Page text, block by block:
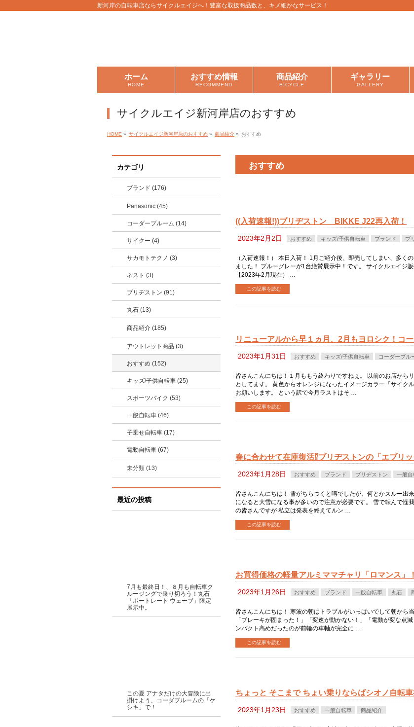
新河岸の自転車店ならサイクルエイジへ！豊富な取扱商品数と、キメ細かなサービス！
ホーム
HOME
おすすめ情報
RECOMMEND
商品紹介
BICYCLE
ギャラリー
GALLERY
サイクルエイジ新河岸店のおすすめ
HOME » サイクルエイジ新河岸店のおすすめ » 商品紹介 » おすすめ
おすすめ
((入荷速報!))ブリヂストン BIKKE J22再入荷！
2023年2月2日 おすすめ キッズ/子供自転車 ブランド ブ
（入荷速報！） 本日入荷！ 1月ご紹介後、即売してしまい、多く
ました！ ブルーグレーが1台絶賛展示中！です。 サイクルエイジ
【2023年2月現在） …
この記事を読む
リニューアルから早１ヵ月、2月もヨロシク！コ
2023年1月31日 おすすめ キッズ/子供自転車 コーダーブル
皆さんこんにちは！１月ももう終わりですねぇ。 以前のお店から
としてます。 黄色からオレンジになったイメージカラー「サイク
お願いします。 という訳で今月ラストはそ …
この記事を読む
春に合わせて在庫復活⁉ブリヂストンの「エブリッ
2023年1月28日 おすすめ ブランド ブリヂストン 一般自
皆さんこんにちは！ 雪がちらつくと噂でしたが、何とかスルー出
になると大雪になる事が多いので注意が必要です。 雪で転んで怪
の皆さんですが 私立は発表を終えてルン …
この記事を読む
お買得価格の軽量アルミママチャリ「ロマンス」！
2023年1月26日 おすすめ ブランド 一般自転車 丸石
皆さんこんにちは！ 寒波の朝はトラブルがいっぱいでして朝から
「ブレーキが固まった！」「変速が動かない！」「電動が変な点
ンパクト高めだったのが前輪の車軸が完全に …
この記事を読む
ちょっと そこまで ちょい乗りならばシオノ自転
2023年1月23日 おすすめ 一般自転車 商品紹介
カテゴリ
ブランド (176)
Panasonic (45)
コーダーブルーム (14)
サイクー (4)
サカモトテクノ (3)
ネスト (3)
ブリヂストン (91)
丸石 (13)
商品紹介 (185)
アウトレット商品 (3)
おすすめ (152)
キッズ/子供自転車 (25)
スポーツバイク (53)
一般自転車 (46)
子乗せ自転車 (17)
電動自転車 (67)
未分類 (13)
最近の投稿
7月も最終日！、８月も自転車ク
ルージングで乗り切ろう！丸石
「ポートレート ウェーブ」限定
展示中。
この夏 アナタだけの大冒険に出
掛けよう、コーダブルームの「ケ
シキ」で！